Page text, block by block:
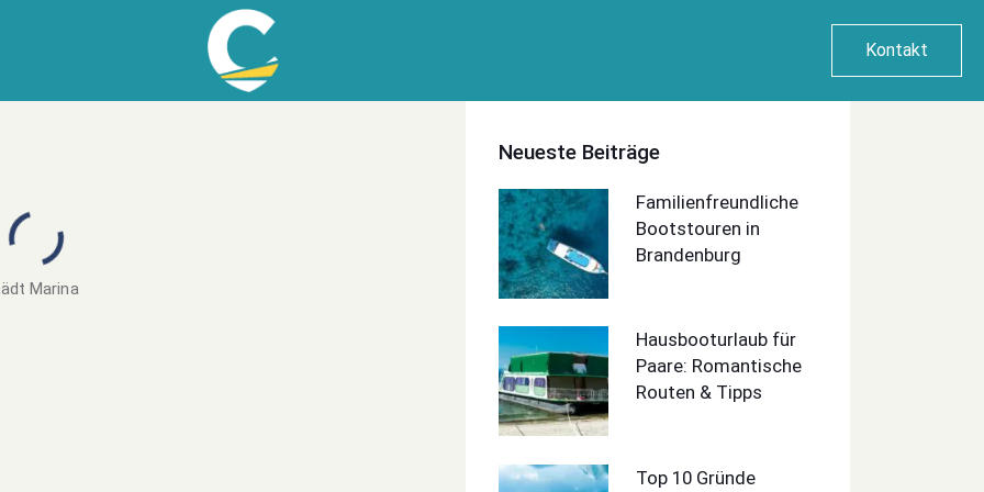
Kontakt
Marina
Neueste Beiträge
Familienfreundliche
Bootstouren in
Brandenburg
Hausbooturlaub für
Paare: Romantische
Routen & Tipps
Top 10 Gründe